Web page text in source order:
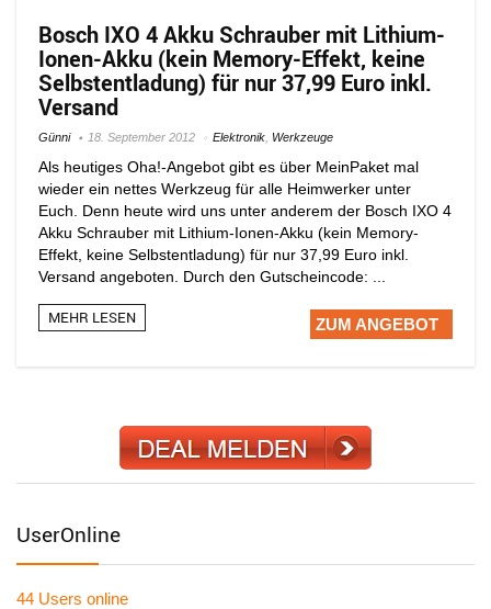
Bosch IXO 4 Akku Schrauber mit Lithium-
Ionen-Akku (kein Memory-Effekt, keine
Selbstentladung) für nur 37,99 Euro inkl.
Versand
Günni 18. September 2012 Elektronik Werkzeuge
Als heutiges Oha!-Angebot gibt es über MeinPaket mal
wieder ein nettes Werkzeug für alle Heimwerker unter
Euch. Denn heute wird uns unter anderem der Bosch IXO 4
Akku Schrauber mit Lithium-Ionen-Akku (kein Memory-
Effekt, keine Selbstentladung) für nur 37,99 Euro inkl.
Versand angeboten. Durch den Gutscheincode: ...
MEHR LESEN ZUM ANGEBOT
UserOnline
44 Users online